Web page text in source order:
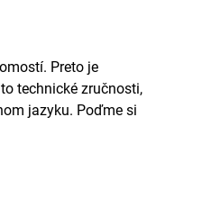
dátových
so zameraním na
Preto je
technické zručnosti,
jazyku. Poďme si